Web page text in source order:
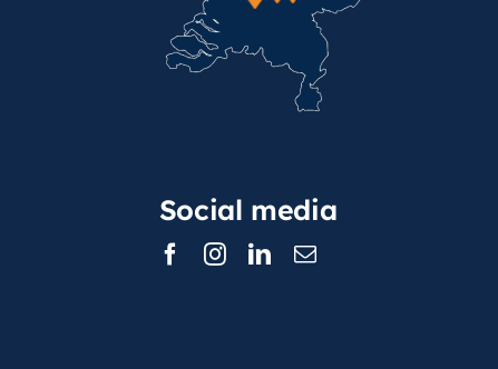
Social media